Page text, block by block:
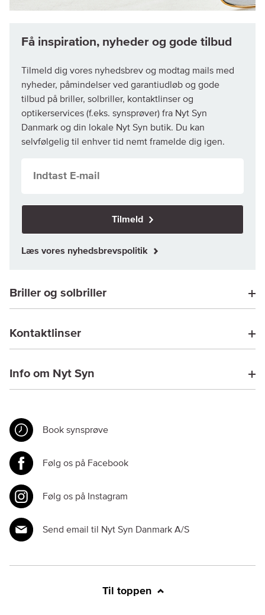
Tilmeld dig vores nyhedsbrev og modtag mails med
nyheder, påmindelser ved garantiudløb og gode
tilbud på briller, solbriller, kontaktlinser og
optikerservices (f.eks. synsprøver) fra Nyt Syn
Danmark og din lokale Nyt Syn butik. Du kan
selvfølgelig til enhver tid nemt framelde dig igen.
Tilmeld
Læs vores nyhedsbrevspolitik
Briller og solbriller
Kontaktlinser
Info om Nyt Syn
Book synsprøve
Følg os på Facebook
Følg os på Instagram
Send email til Nyt Syn Danmark A/S
Til toppen